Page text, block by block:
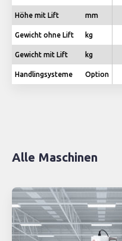
Höhe mit Lift mm
Gewicht ohne Lift kg
Gewicht mit Lift kg
Handlingsysteme Option
Alle Maschinen